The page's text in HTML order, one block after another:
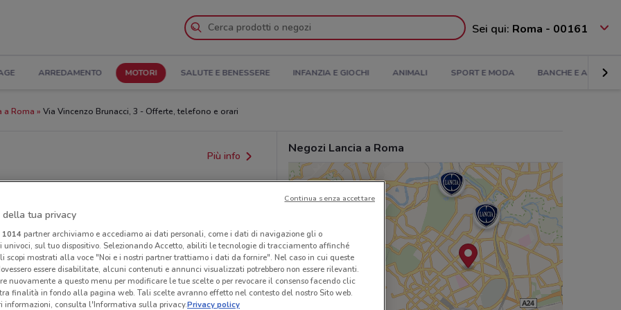
Sei qui: Roma - 00161
ARREDAMENTO MOTORI SALUTE E BENESSERE INFANZIA E GIOCHI ANIMALI SPORT E MODA BANCHE E
a Roma Via Vincenzo Brunacci, 3 - Offerte, telefono e orari
Più info
regionali o nazionali. Verifica l’accuratezza
Negozi Lancia a Roma
della tua privacy
1014partner archiviamo e accediamo ai dati personali, come i dati di navigazione gli o
sul tuo dispositivo. Selezionando Accetto, abiliti le tecnologie di tracciamento affinché
scopi mostrati alla voce "Noi e i nostri partner trattiamo i dati da fornire". Nel caso in cui queste
essere disabilitate, alcuni contenuti e annunci visualizzati potrebbero non essere rilevanti.
nuovamente a questo menu per modificare le tue scelte o per revocare il consenso facendo clic
finalità in fondo alla pagina web. Tali scelte avranno effetto nel contesto del nostro Sito web.
informazioni, consulta l'Informativa sulla privacy.Privacy policy
Continua senza accettare